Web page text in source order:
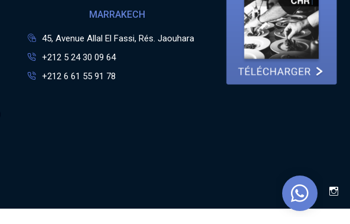
MARRAKECH
45, Avenue Allal El Fassi, Rés. Jaouhara
+212 5 24 30 09 64
+212 6 61 55 91 78